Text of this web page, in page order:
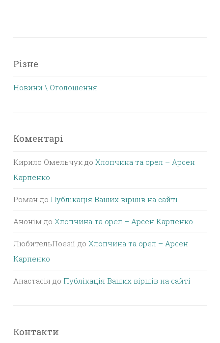
Різне
Новини \ Оголошення
Коментарі
Кирило Омельчук до Хлопчина та орел – Арсен
Карпенко
Роман до Публікація Ваших віршів на сайті
Анонім до Хлопчина та орел – Арсен Карпенко
ЛюбительПоезії до Хлопчина та орел – Арсен
Карпенко
Анастасія до Публікація Ваших віршів на сайті
Контакти